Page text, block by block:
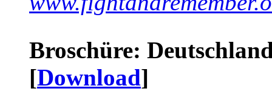
Broschüre:
[Download]